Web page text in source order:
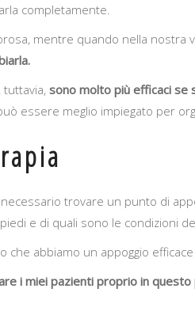
completamente.
mentre quando nella nostra
sono molto più efficaci se
essere meglio impiegato per
trovare un punto di
e di quali sono le condizioni
che abbiamo un appoggio
i miei pazienti proprio in